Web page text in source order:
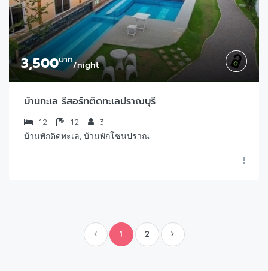
3,500บาท/night
บ้านทะเล รีสอร์ทติดทะเลปราณบุรี
12 12
3
บ้านพักติดทะเล, บ้านพักโซนปราณ
1 2